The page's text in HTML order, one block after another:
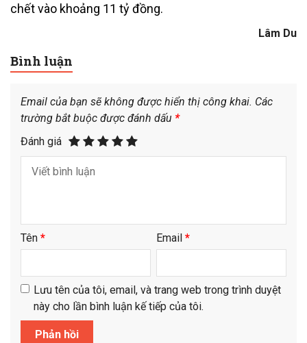
chết vào khoảng 11 tỷ đồng.
Lâm Du
Bình luận
Email của bạn sẽ không được hiển thị công khai. Các
trường bắt buộc được đánh dấu *
Đánh giá
Tên * Email *
Lưu tên của tôi, email, và trang web trong trình duyệt
này cho lần bình luận kế tiếp của tôi.